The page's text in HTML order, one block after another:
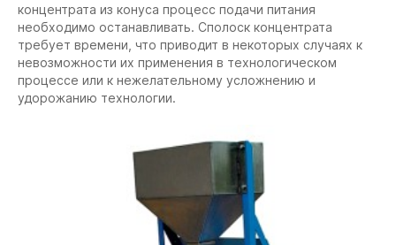
концентрата из конуса процесс подачи питания
необходимо останавливать. Сполоск концентрата
требует времени, что приводит в некоторых случаях к
невозможности их применения в технологическом
процессе или к нежелательному усложнению и
удорожанию технологии.